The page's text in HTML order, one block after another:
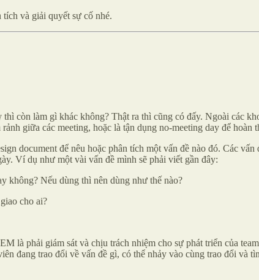
và giải quyết sự cố nhé.
còn làm gì khác không? Thật ra thì cũng có đấy. Ngoài các
giữa các meeting, hoặc là tận dụng no-meeting day để hoàn
document để nêu hoặc phân tích một vấn đề nào đó. Các vấn
Ví dụ như một vài vấn đề mình sẽ phải viết gần đây:
không? Nếu dùng thì nên dùng như thế nào?
cho ai?
là phải giám sát và chịu trách nhiệm cho sự phát triển của
đang trao đổi về vấn đề gì, có thể nhảy vào cùng trao đổi và